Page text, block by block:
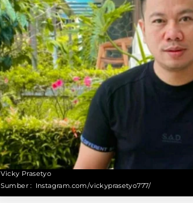
Vicky Prasetyo
Sumber : Instagram.com/vickyprasetyo777/